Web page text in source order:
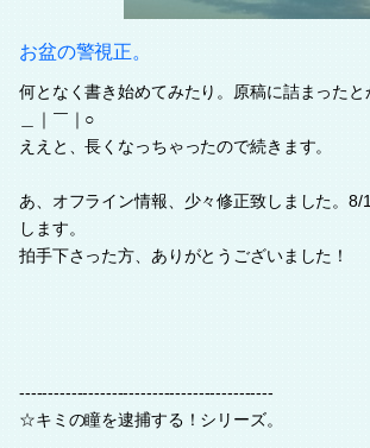
お盆の警視正。
何となく書き始めてみたり。原稿に詰まった
＿｜￣｜○
ええと、長くなっちゃったので続きます。
あ、オフライン情報、少々修正致しました。8/
します。
拍手下さった方、ありがとうございました！
--------------------------------------------
☆キミの瞳を逮捕する！シリーズ。